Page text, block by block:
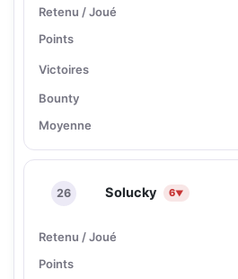
26 Solucky 6▼